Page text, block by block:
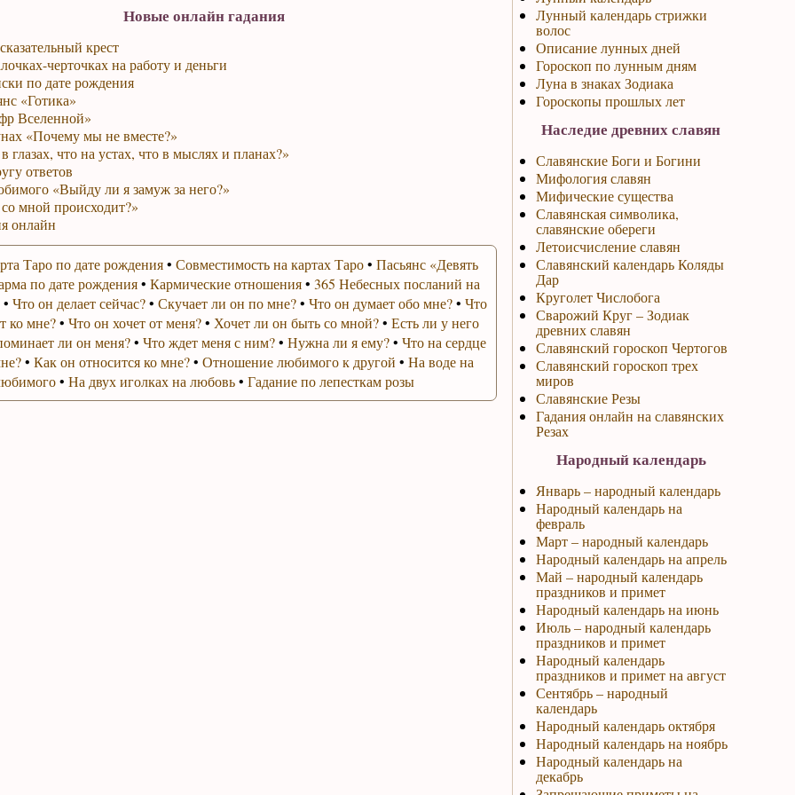
Новые онлайн гадания
крест
черточках на работу и деньги
по дате рождения
«Готика»
Вселенной»
«Почему мы не вместе?»
глазах, что на устах, что в мыслях и планах?»
ответов
«Выйду ли я замуж за него?»
мной происходит?»
онлайн
Таро по дате рождения• Совместимость на картах Таро• Пасьянс «Девять
по дате рождения• Кармические отношения• 365 Небесных посланий на
• Что он делает сейчас?• Скучает ли он по мне?• Что он думает обо мне?• Что
ко мне?• Что он хочет от меня?• Хочет ли он быть со мной?• Есть ли у него
ли он меня?• Что ждет меня с ним?• Нужна ли я ему?• Что на сердце
• Как он относится ко мне?• Отношение любимого к другой • На воде на
• На двух иголках на любовь• Гадание по лепесткам розы
Лунный календарь стрижки
волос
Описание лунных дней
Гороскоп по лунным дням
Луна в знаках Зодиака
Гороскопы прошлых лет
Наследие древних славян
Славянские Боги и Богини
Мифология славян
Мифические существа
Славянская символика,
славянские обереги
Летоисчисление славян
Славянский календарь Коляды
Дар
Круголет Числобога
Сварожий Круг – Зодиак
древних славян
Славянский гороскоп Чертогов
Славянский гороскоп трех
миров
Славянские Резы
Гадания онлайн на славянских
Резах
Народный календарь
Январь – народный календарь
Народный календарь на
февраль
Март – народный календарь
Народный календарь на апрель
Май – народный календарь
праздников и примет
Народный календарь на июнь
Июль – народный календарь
праздников и примет
Народный календарь
праздников и примет на август
Сентябрь – народный
календарь
Народный календарь октября
Народный календарь на ноябрь
Народный календарь на
декабрь